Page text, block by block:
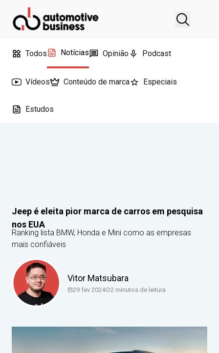
Todos Notícias Opinião Podcast
Vídeos Conteúdo de marca Especiais
Estudos
Jeep é eleita pior marca de carros em pesquisa
nos EUA
Ranking lista BMW, Honda e Mini como as empresas
mais confiáveis
Vitor Matsubara
29 fev 2024 2 minutos de leitura